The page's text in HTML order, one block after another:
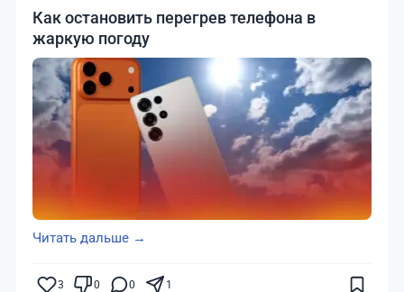
Как остановить перегрев телефона в
жаркую погоду
Читать дальше →
3 0 0 1